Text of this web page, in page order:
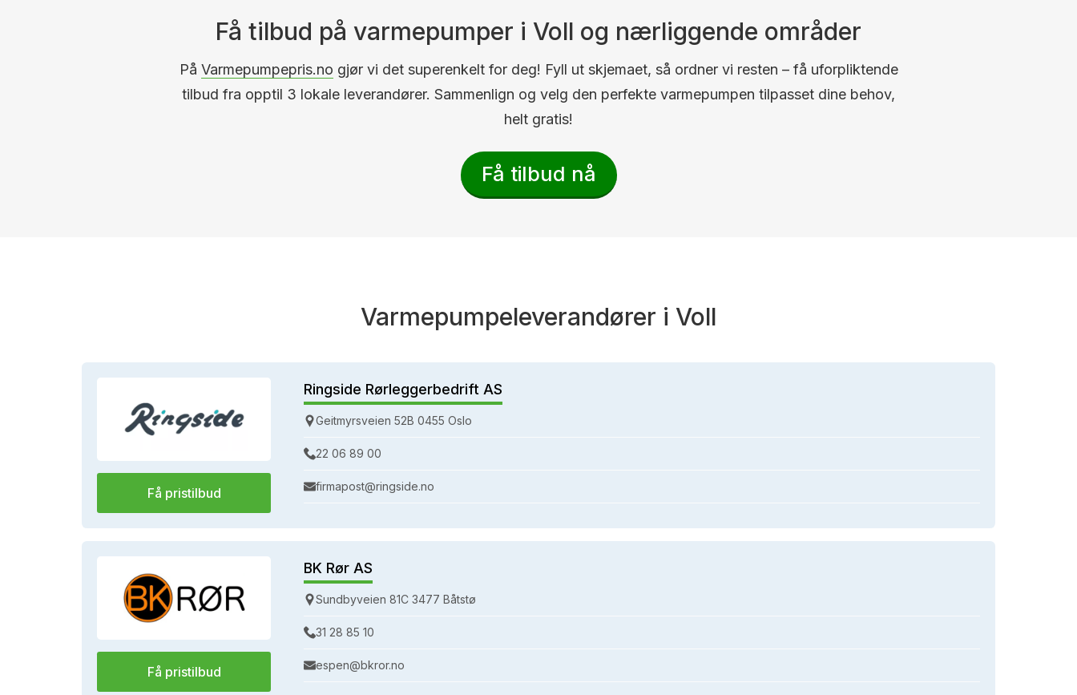
Få tilbud på varmepumper i Voll og nærliggende områder
På Varmepumpepris.no gjør vi det superenkelt for deg! Fyll ut skjemaet, så ordner vi resten – få uforpliktende
tilbud fra opptil 3 lokale leverandører. Sammenlign og velg den perfekte varmepumpen tilpasset dine behov,
helt gratis!
Få tilbud nå
Varmepumpeleverandører i Voll
Få pristilbud
Ringside Rørleggerbedrift AS
Geitmyrsveien 52B 0455 Oslo
22 06 89 00
firmapost@ringside.no
Få pristilbud
BK Rør AS
Sundbyveien 81C 3477 Båtstø
31 28 85 10
espen@bkror.no